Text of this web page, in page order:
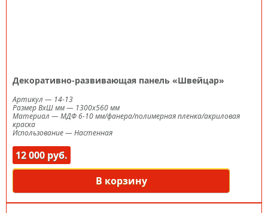
Декоративно-развивающая панель «Швейцар»
Артикул — 14-13
Размер ВxШ мм— 1300х560 мм
Материал — МДФ 6-10 мм/фанера/полимерная пленка/акриловая
краска
Использование— Настенная
12 000 руб.
В корзину